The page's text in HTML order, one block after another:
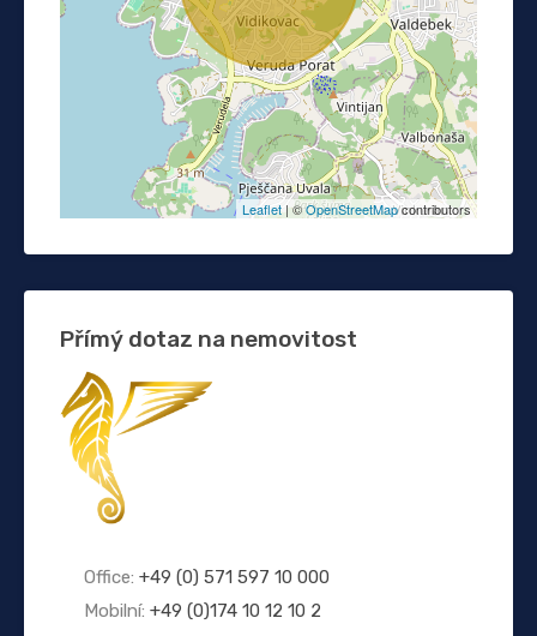
Leaflet| ©OpenStreetMapcontributors
Přímý dotaz na nemovitost
Office: +49 (0) 571 597 10 000
Mobilní: +49 (0)174 10 12 10 2